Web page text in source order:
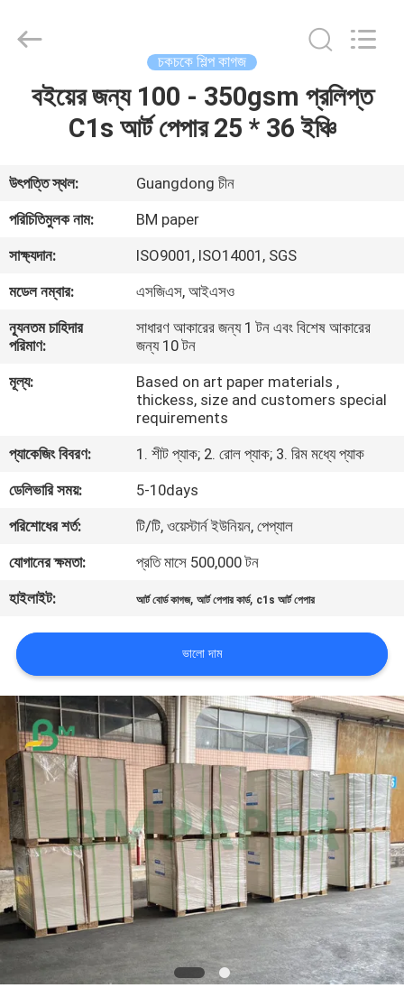
বাড়ি
আমাদের
সম্বন্ধে
কারখানা
পরিদর্শন
গুণমান
আমাদের
সাথে
খবর
মামলা
সাইট
ম্যাপ
গোপনীয়তা
নীতি
CO.,LTD.
চকচকে শিল্প কাগজ
বইয়ের জন্য 100 - 350gsm প্রলিপ্ত
C1s আর্ট পেপার 25 * 36 ইঞ্চি
উৎপত্তি স্থল:
Guangdong চীন
পরিচিতিমুলক নাম:
BM paper
সাক্ষ্যদান:
ISO9001, ISO14001, SGS
মডেল নম্বার:
এসজিএস, আইএসও
ন্যূনতম চাহিদার
পরিমাণ:
সাধারণ আকারের জন্য 1 টন এবং বিশেষ আকারের
জন্য 10 টন
মূল্য:
Based on art paper materials ,
thickess, size and customers special
requirements
প্যাকেজিং বিবরণ:
1. শীট প্যাক; 2. রোল প্যাক; 3. রিম মধ্যে প্যাক
ডেলিভারি সময়:
5-10days
পরিশোধের শর্ত:
টি/টি, ওয়েস্টার্ন ইউনিয়ন, পেপ্যাল
যোগানের ক্ষমতা:
প্রতি মাসে 500,000 টন
হাইলাইট:
আর্ট বোর্ড কাগজ,আর্ট পেপার কার্ড, c1s আর্ট পেপার
ভালো দাম